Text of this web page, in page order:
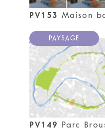
PV153 Maison
PV149 Parc
PAYSAGE